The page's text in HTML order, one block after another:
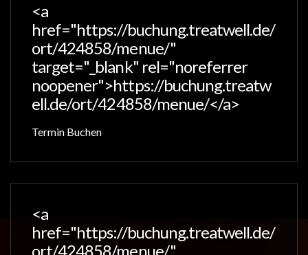
<a
href="https://buchung.treatwell.de/
ort/424858/menue/"
target="_blank" rel="noreferrer
noopener">https://buchung.treatw
ell.de/ort/424858/menue/</a>
Termin Buchen
<a
href="https://buchung.treatwell.de/
ort/424858/menue/"